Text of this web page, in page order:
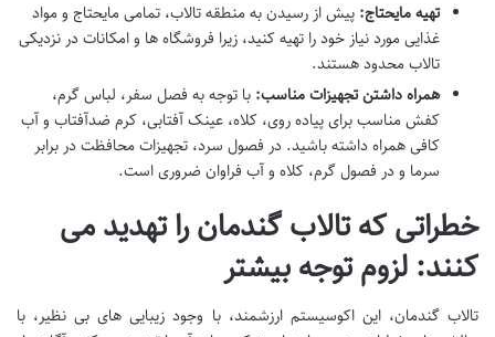
تهیه مایحتاج: پیش از رسیدن به منطقه تالاب، تمامی مایحتاج و مواد
غذایی مورد نیاز خود را تهیه کنید، زیرا فروشگاه ها و امکانات در نزدیکی
تالاب محدود هستند.
همراه داشتن تجهیزات مناسب: با توجه به فصل سفر، لباس گرم،
کفش مناسب برای پیاده روی، کلاه، عینک آفتابی، کرم ضدآفتاب و آب
کافی همراه داشته باشید. در فصول سرد، تجهیزات محافظت در برابر
سرما و در فصول گرم، کلاه و آب فراوان ضروری است.
خطراتی که تالاب گندمان را تهدید می
کنند: لزوم توجه بیشتر
تالاب گندمان، این اکوسیستم ارزشمند، با وجود زیبایی های بی نظیر، با